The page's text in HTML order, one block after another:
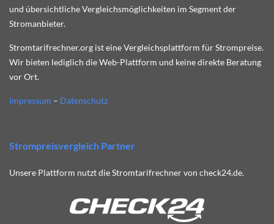
und übersichtliche Vergleichsmöglichkeiten im Segment der
Stromanbieter.
Stromtarifrechner.org ist eine Vergleichsplattform für Strompreise.
Wir bieten lediglich die Web-Plattform und keine direkte Beratung
vor Ort.
Impressum – Datenschutz
Strompreisvergleich Partner
Unsere Plattform nutzt die Stromtarifrechner von check24.de.